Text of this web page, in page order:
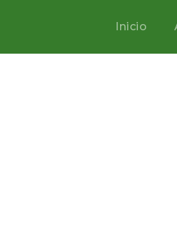
Inicio